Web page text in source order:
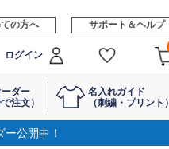
の方へ サポート＆ヘルプ
ログイン
ダー
注文）
名入れガイド
（刺繍・プリント）
公開中！